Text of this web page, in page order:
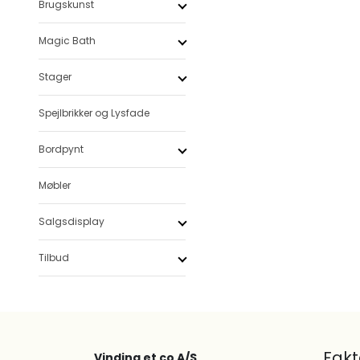
Brugskunst
Magic Bath
Stager
Spejlbrikker og Lysfade
Bordpynt
Møbler
Salgsdisplay
Tilbud